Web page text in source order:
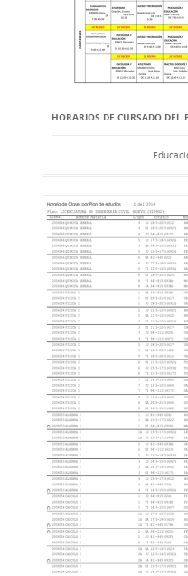
HORARIOS DE CURSADO DEL